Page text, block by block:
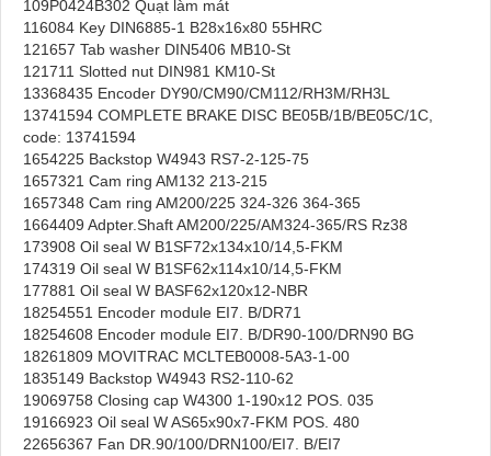
109P0424B302 Quạt làm mát
116084 Key DIN6885-1 B28x16x80 55HRC
121657 Tab washer DIN5406 MB10-St
121711 Slotted nut DIN981 KM10-St
13368435 Encoder DY90/CM90/CM112/RH3M/RH3L
13741594 COMPLETE BRAKE DISC BE05B/1B/BE05C/1C,
code: 13741594
1654225 Backstop W4943 RS7-2-125-75
1657321 Cam ring AM132 213-215
1657348 Cam ring AM200/225 324-326 364-365
1664409 Adpter.Shaft AM200/225/AM324-365/RS Rz38
173908 Oil seal W B1SF72x134x10/14,5-FKM
174319 Oil seal W B1SF62x114x10/14,5-FKM
177881 Oil seal W BASF62x120x12-NBR
18254551 Encoder module EI7. B/DR71
18254608 Encoder module EI7. B/DR90-100/DRN90 BG
18261809 MOVITRAC MCLTEB0008-5A3-1-00
1835149 Backstop W4943 RS2-110-62
19069758 Closing cap W4300 1-190x12 POS. 035
19166923 Oil seal W AS65x90x7-FKM POS. 480
22656367 Fan DR.90/100/DRN100/EI7. B/EI7